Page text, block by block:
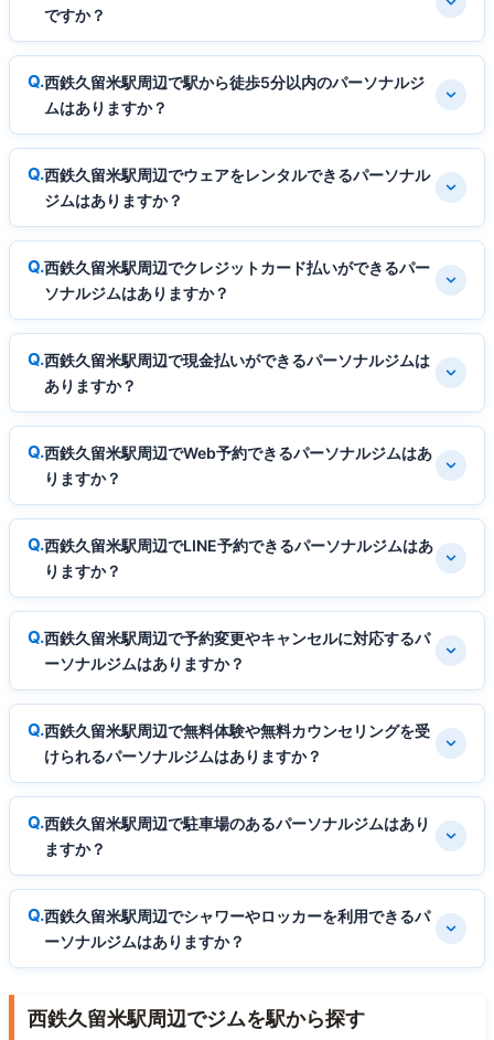
ですか？
西鉄久留米駅周辺で駅から徒歩5分以内のパーソナルジ
ムはありますか？
西鉄久留米駅周辺でウェアをレンタルできるパーソナル
ジムはありますか？
西鉄久留米駅周辺でクレジットカード払いができるパー
ソナルジムはありますか？
西鉄久留米駅周辺で現金払いができるパーソナルジムは
ありますか？
西鉄久留米駅周辺でWeb予約できるパーソナルジムはあ
りますか？
西鉄久留米駅周辺でLINE予約できるパーソナルジムはあ
りますか？
西鉄久留米駅周辺で予約変更やキャンセルに対応するパ
ーソナルジムはありますか？
西鉄久留米駅周辺で無料体験や無料カウンセリングを受
けられるパーソナルジムはありますか？
西鉄久留米駅周辺で駐車場のあるパーソナルジムはあり
ますか？
西鉄久留米駅周辺でシャワーやロッカーを利用できるパ
ーソナルジムはありますか？
西鉄久留米駅周辺でジムを駅から探す